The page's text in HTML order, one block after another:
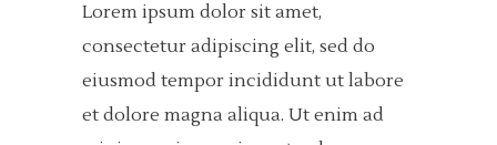
Lorem ipsum dolor sit amet,
consectetur adipiscing elit, sed do
eiusmod tempor incididunt ut labore
et dolore magna aliqua. Ut enim ad